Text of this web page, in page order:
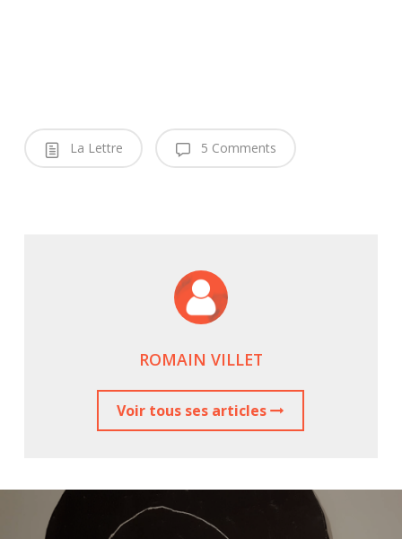
La Lettre 5 Comments
ROMAIN VILLET
Voir tous ses articles